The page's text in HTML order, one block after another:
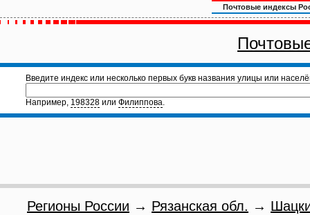
Почтовые индексы
Введите индекс или несколько первых букв названия улицы или
Например, 198328 или Филиппова.
Регионы России → Рязанская обл. →